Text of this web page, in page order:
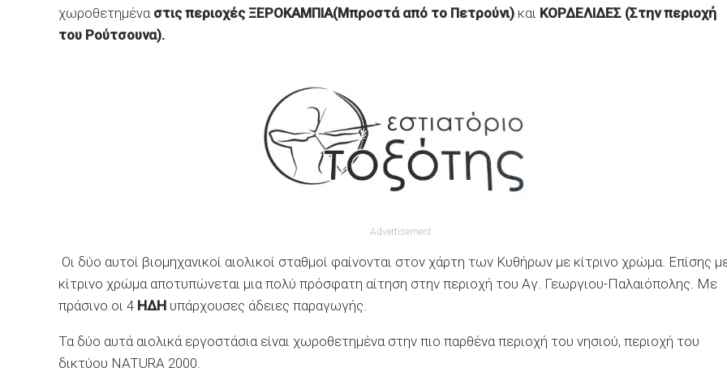
χωροθετημένα στις περιοχές ΞΕΡΟΚΑΜΠΙΑ(Μπροστά από το Πετρούνι) και ΚΟΡΔΕΛΙΔΕΣ (Στην περιοχή
του Ρούτσουνα).
Advertisement
Οι δύο αυτοί βιομηχανικοί αιολικοί σταθμοί φαίνονται στον χάρτη των Κυθήρων με κίτρινο χρώμα. Επίσης
κίτρινο χρώμα αποτυπώνεται μια πολύ πρόσφατη αίτηση στην περιοχή του Αγ. Γεωργιου-Παλαιόπολης. Με
πράσινο οι 4 ΗΔΗ υπάρχουσες άδειες παραγωγής.
Τα δύο αυτά αιολικά εργοστάσια είναι χωροθετημένα στην πιο παρθένα περιοχή του νησιού, περιοχή του
δικτύου NATURA 2000.